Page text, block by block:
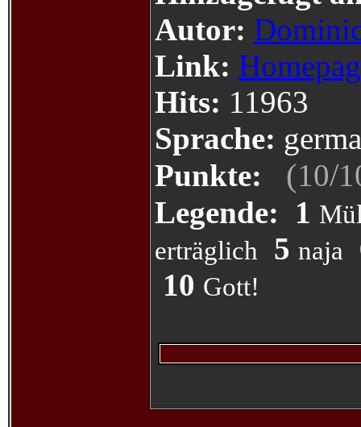
Autor:
Link:
Hits: 11963
Sprache:
Punkte:
(10/
Legende:
1
erträglich
5 naja
10 Gott!